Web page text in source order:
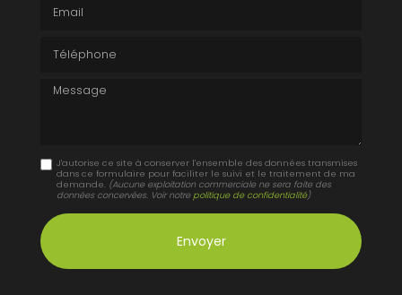
Message
J'autorise ce site à conserver l'ensemble des données transmises
dans ce formulaire pour faciliter le suivi et le traitement de ma
demande. (Aucune exploitation commerciale ne sera faite des
données concervées. Voir notre politique de confidentialité)